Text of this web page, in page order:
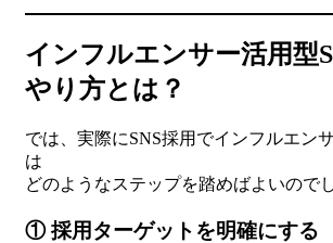
インフルエンサー活用型
やり方とは？
では、実際にSNS採用でインフルエン
は
どのようなステップを踏めばよいので
① 採用ターゲットを明確にする